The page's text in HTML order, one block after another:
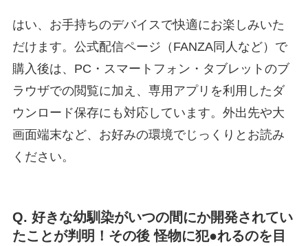
はい、お手持ちのデバイスで快適にお楽しみいた
だけます。公式配信ページ（FANZA同人など）で
購入後は、PC・スマートフォン・タブレットのブ
ラウザでの閲覧に加え、専用アプリを利用したダ
ウンロード保存にも対応しています。外出先や大
画面端末など、お好みの環境でじっくりとお読み
ください。
Q. 好きな幼馴染がいつの間にか開発されてい
たことが判明！その後 怪物に犯●れるのを目